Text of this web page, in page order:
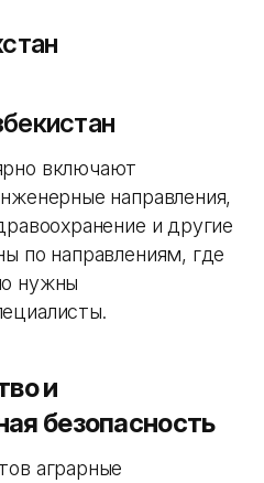
включают
направления,
и другие
по направлениям, где
нужны
и
безопасность
аграрные